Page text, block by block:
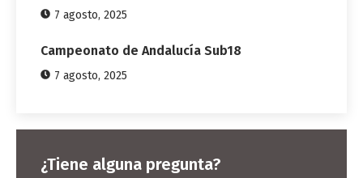
7 agosto, 2025
Campeonato de Andalucía Sub18
7 agosto, 2025
¿Tiene alguna pregunta?